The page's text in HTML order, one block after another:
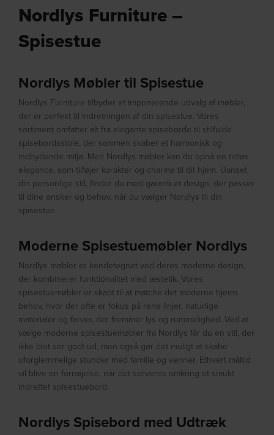
Nordlys Furniture –
Spisestue
Nordlys Møbler til Spisestue
Nordlys Furniture tilbyder et imponerende udvalg af møbler,
der er perfekt til indretningen af din spisestue. Vores
sortiment omfatter alt fra elegante spiseborde til stilfulde
spisebordsstole, der sammen skaber et harmonisk og
indbydende miljø. Med Nordlys møbler kan du opnå en tidløs
elegance, som tilføjer karakter og charme til dit hjem. Uanset
din personlige stil, finder du med garanti et design, der passer
til dine ønsker og behov, når du vælger Nordlys til din
spisestue.
Moderne Spisestuemøbler Nordlys
Nordlys møbler er kendetegnet ved deres moderne design,
der kombinerer funktionalitet med æstetik. Vores
spisestuemøbler er skabt til at matche det moderne hjems
behov, hvor der ofte er fokus på rene linjer, naturlige
materialer og farver, der fremmer lys og rummelighed. Ved at
vælge moderne spisestuemøbler fra Nordlys får du en stil, der
ikke blot ser godt ud, men også gør det muligt at skabe
uforglemmelige stunder med familie og venner. Ethvert måltid
vil blive en fornøjelse, når det serveres omkring et smukt
indrettet spisestuebord.
Nordlys Spisebord med Udtræk